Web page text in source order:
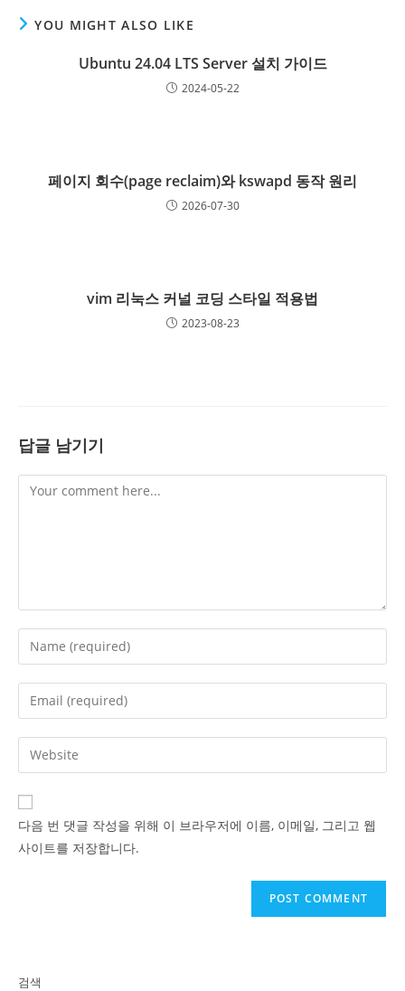
YOU MIGHT ALSO LIKE
Ubuntu 24.04 LTS Server 설치 가이드
2024-05-22
페이지 회수(page reclaim)와 kswapd 동작 원리
2026-07-30
vim 리눅스 커널 코딩 스타일 적용법
2023-08-23
답글 남기기
Comment
Enter
your
name
comment
Enter
your
email
address
comment
Enter
your
website
URL
(optional)
다음 번 댓글 작성을 위해 이 브라우저에 이름, 이메일, 그리고 웹
사이트를 저장합니다.
검색